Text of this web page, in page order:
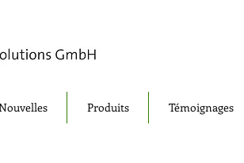
Produits Témoignages